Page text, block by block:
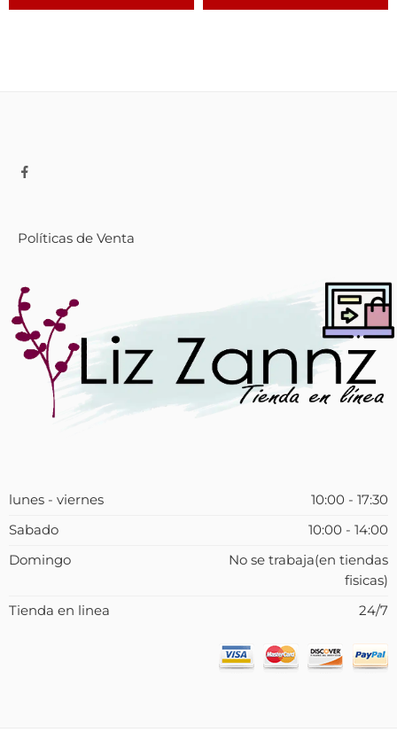
Políticas de Venta
lunes - viernes
10:00 - 17:30
Sabado
10:00 - 14:00
Domingo
No se trabaja(en tiendas
fisicas)
Tienda en linea
24/7